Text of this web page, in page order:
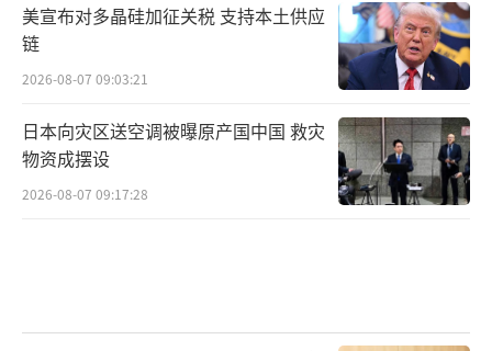
美宣布对多晶硅加征关税 支持本土供应
链
2026-08-07 09:03:21
日本向灾区送空调被曝原产国中国 救灾
物资成摆设
2026-08-07 09:17:28